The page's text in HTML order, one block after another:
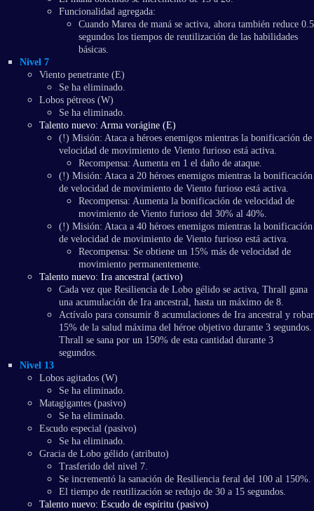
Funcionalidad agregada:
Cuando Marea de maná se activa, ahora también reduce 0.5
segundos los tiempos de reutilización de las habilidades
básicas.
Nivel 7
Viento penetrante (E)
Se ha eliminado.
Lobos pétreos (W)
Se ha eliminado.
Talento nuevo: Arma vorágine (E)
(!) Misión: Ataca a héroes enemigos mientras la bonificación de
velocidad de movimiento de Viento furioso está activa.
Recompensa: Aumenta en 1 el daño de ataque.
(!) Misión: Ataca a 20 héroes enemigos mientras la bonificación
de velocidad de movimiento de Viento furioso está activa.
Recompensa: Aumenta la bonificación de velocidad de
movimiento de Viento furioso del 30% al 40%.
(!) Misión: Ataca a 40 héroes enemigos mientras la bonificación
de velocidad de movimiento de Viento furioso está activa.
Recompensa: Se obtiene un 15% más de velocidad de
movimiento permanentemente.
Talento nuevo: Ira ancestral (activo)
Cada vez que Resiliencia de Lobo gélido se activa, Thrall gana
una acumulación de Ira ancestral, hasta un máximo de 8.
Actívalo para consumir 8 acumulaciones de Ira ancestral y robar
15% de la salud máxima del héroe objetivo durante 3 segundos.
Thrall se sana por un 150% de esta cantidad durante 3
segundos.
Nivel 13
Lobos agitados (W)
Se ha eliminado.
Matagigantes (pasivo)
Se ha eliminado.
Escudo especial (pasivo)
Se ha eliminado.
Gracia de Lobo gélido (atributo)
Trasferido del nivel 7.
Se incrementó la sanación de Resiliencia feral del 100 al 150%.
El tiempo de reutilización se redujo de 30 a 15 segundos.
Talento nuevo: Escudo de espíritu (pasivo)